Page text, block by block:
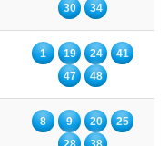
30 34
1 19 24
41
47
48
8 9 20
25